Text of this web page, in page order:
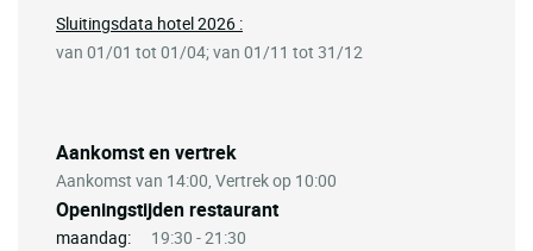
Aankomst en vertrek
Aankomst van 14:00, Vertrek op 10:00
Openingstijden restaurant
maandag:
19:30 - 21:30
Sluitingsdata hotel 2026 :
van 01/01 tot 01/04; van 01/11 tot 31/12